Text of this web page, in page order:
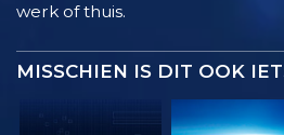
werk of thuis.
MISSCHIEN IS DIT OOK